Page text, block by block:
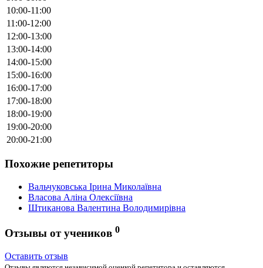
10:00-11:00
11:00-12:00
12:00-13:00
13:00-14:00
14:00-15:00
15:00-16:00
16:00-17:00
17:00-18:00
18:00-19:00
19:00-20:00
20:00-21:00
Похожие репетиторы
Вальчуковська Ірина Миколаївна
Власова Аліна Олексіївна
Штиканова Валентина Володимирівна
Отзывы от учеников 0
Оставить отзыв